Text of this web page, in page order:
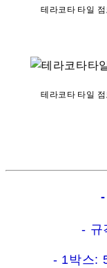
테라코타 타일
테라코타 타일
-
- 규
- 1박스: